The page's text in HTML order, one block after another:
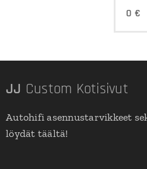
0 €
JJ Custom Kotisivut
Autohifi asennustarvikkeet
löydät täältä!